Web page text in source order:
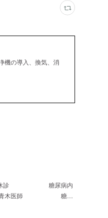
機の導入、換気、消
糖尿病内
木医師 糖…